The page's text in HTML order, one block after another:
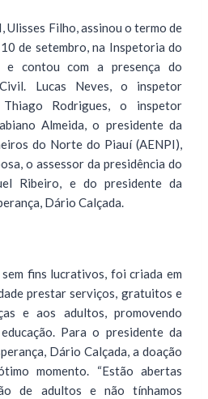
Ulisses Filho, assinou o termo de
de setembro, na Inspetoria do
e contou com a presença do
Lucas Neves, o inspetor
Rodrigues, o inspetor
Almeida, o presidente da
do Norte do Piauí (AENPI),
o assessor da presidência do
Ribeiro, e do presidente da
Dário Calçada.
fins lucrativos, foi criada em
prestar serviços, gratuitos e
e aos adultos, promovendo
Para o presidente da
Dário Calçada, a doação
momento. “Estão abertas
de adultos e não tínhamos